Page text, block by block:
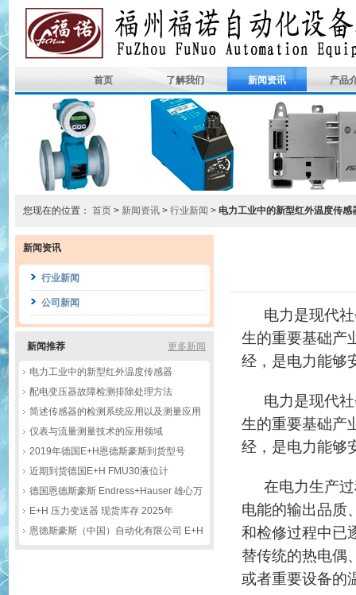
首页 了解我们 新闻资讯 产品
您现在的位置： 首页 > 新闻资讯 > 行业新闻 > 电力工业中的新型红外温度传感
新闻资讯
行业新闻
公司新闻
新闻推荐 更多新闻
电力工业中的新型红外温度传感器
配电变压器故障检测排除处理方法
简述传感器的检测系统应用以及测量应用
仪表与流量测量技术的应用领域
2019年德国E+H恩德斯豪斯到货型号
近期到货德国E+H FMU30液位计
CPS11D电极等
德国恩德斯豪斯 Endress+Hauser 雄心万
丈，2021再创佳绩
E+H 压力变送器 现货库存 2025年
恩德斯豪斯（中国）自动化有限公司 E+H
电力是现代
生的重要基础产
经，是电力能够
电力是现代
生的重要基础产
经，是电力能够
在电力生产
电能的输出品质
和检修过程中已
替传统的热电偶
或者重要设备的